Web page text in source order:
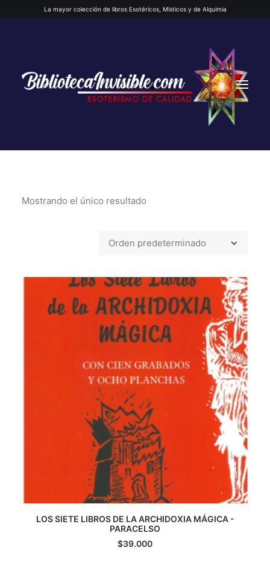
La mayor colección de libros Esotéricos, Místicos y de Alquimia
INICIO
AUTORES DESTACADOS
LOGIN / REGISTER
Mostrando el único resultado
AGREGAR AL CARRITO
LOS SIETE LIBROS DE LA ARCHIDOXIA MÁGICA -
PARACELSO
$39.000